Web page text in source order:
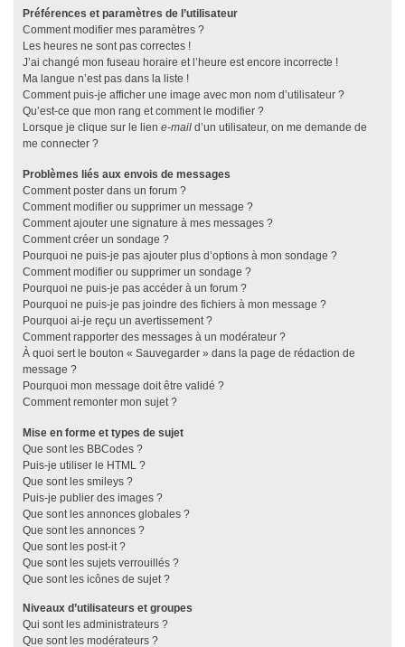
Préférences et paramètres de l’utilisateur
Comment modifier mes paramètres ?
Les heures ne sont pas correctes !
J’ai changé mon fuseau horaire et l’heure est encore incorrecte !
Ma langue n’est pas dans la liste !
Comment puis-je afficher une image avec mon nom d’utilisateur ?
Qu’est-ce que mon rang et comment le modifier ?
Lorsque je clique sur le lien e-mail d’un utilisateur, on me demande de
me connecter ?
Problèmes liés aux envois de messages
Comment poster dans un forum ?
Comment modifier ou supprimer un message ?
Comment ajouter une signature à mes messages ?
Comment créer un sondage ?
Pourquoi ne puis-je pas ajouter plus d’options à mon sondage ?
Comment modifier ou supprimer un sondage ?
Pourquoi ne puis-je pas accéder à un forum ?
Pourquoi ne puis-je pas joindre des fichiers à mon message ?
Pourquoi ai-je reçu un avertissement ?
Comment rapporter des messages à un modérateur ?
À quoi sert le bouton « Sauvegarder » dans la page de rédaction de
message ?
Pourquoi mon message doit être validé ?
Comment remonter mon sujet ?
Mise en forme et types de sujet
Que sont les BBCodes ?
Puis-je utiliser le HTML ?
Que sont les smileys ?
Puis-je publier des images ?
Que sont les annonces globales ?
Que sont les annonces ?
Que sont les post-it ?
Que sont les sujets verrouillés ?
Que sont les icônes de sujet ?
Niveaux d’utilisateurs et groupes
Qui sont les administrateurs ?
Que sont les modérateurs ?